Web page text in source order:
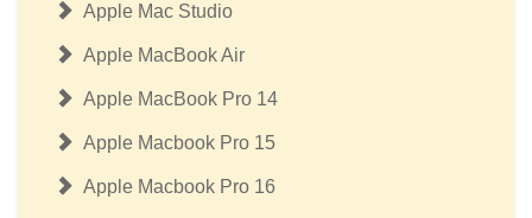
Apple Mac Studio
Apple MacBook Air
Apple MacBook Pro 14
Apple Macbook Pro 15
Apple Macbook Pro 16